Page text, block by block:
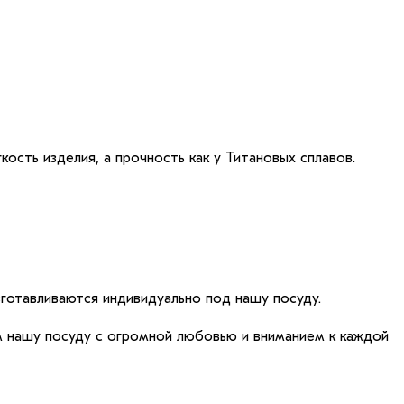
изделия, а прочность как у Титановых сплавов.
индивидуально под нашу посуду.
посуду с огромной любовью и вниманием к каждой